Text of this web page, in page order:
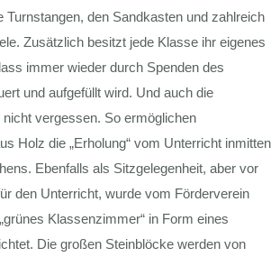
Turnstangen, den Sandkasten und zahlreich
Zusätzlich besitzt jede Klasse ihr eigenes
immer wieder durch Spenden des
und aufgefüllt wird. Und auch die
vergessen. So ermöglichen
Holz die „Erholung“ vom Unterricht inmitten
Ebenfalls als Sitzgelegenheit, aber vor
den Unterricht, wurde vom Förderverein
Klassenzimmer“ in Form eines
Die großen Steinblöcke werden von